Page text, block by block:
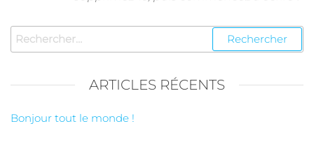
ARTICLES RÉCENTS
Bonjour tout le monde !